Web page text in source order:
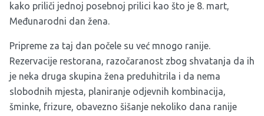
kako priliči jednoj posebnoj prilici kao što je 8. mart,
Međunarodni dan žena.
Pripreme za taj dan počele su već mnogo ranije.
Rezervacije restorana, razočaranost zbog shvatanja da ih
je neka druga skupina žena preduhitrila i da nema
slobodnih mjesta, planiranje odjevnih kombinacija,
šminke, frizure, obavezno šišanje nekoliko dana ranije